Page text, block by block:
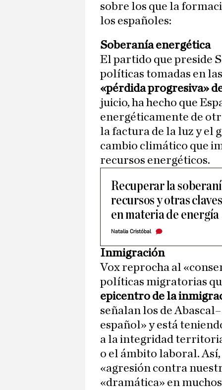
sobre los que la
los españoles:
Soberanía energética
El partido que preside
políticas tomadas en
«pérdida progresiva»
juicio, ha hecho que
energéticamente de
la factura de la luz y el
cambio climático que
recursos energéticos.
Recuperar la
recursos y otras
en materia de energía
Natalia Cristóbal
Inmigración
Vox reprocha al
políticas migratorias
epicentro de la
señalan los de
español» y está
a la integridad
o el ámbito laboral.
«agresión contra
«dramática» en